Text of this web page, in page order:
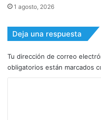
1 agosto, 2026
Deja una respuesta
Tu dirección de correo
obligatorios están marcados